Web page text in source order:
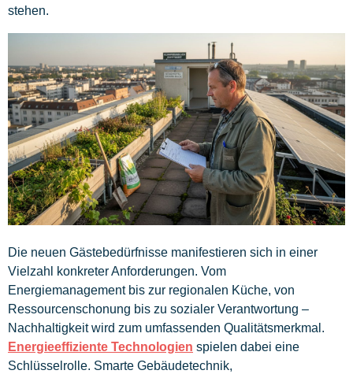
stehen.
Die neuen Gästebedürfnisse manifestieren sich in einer
Vielzahl konkreter Anforderungen. Vom
Energiemanagement bis zur regionalen Küche, von
Ressourcenschonung bis zu sozialer Verantwortung –
Nachhaltigkeit wird zum umfassenden Qualitätsmerkmal.
Energieeffiziente Technologien spielen dabei eine
Schlüsselrolle. Smarte Gebäudetechnik,